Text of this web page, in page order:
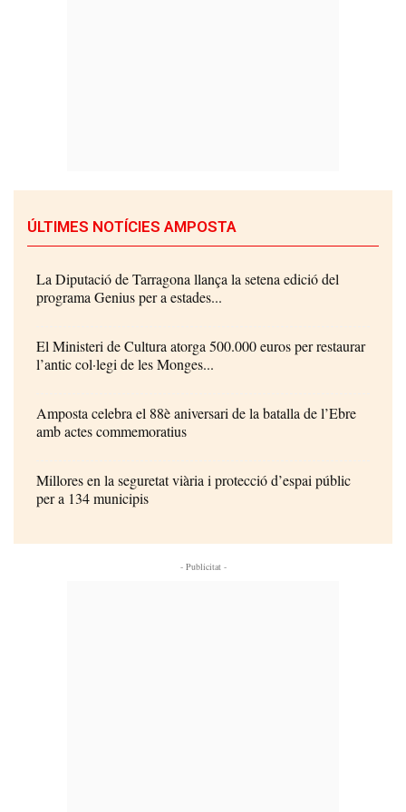
ÚLTIMES NOTÍCIES AMPOSTA
La Diputació de Tarragona llança la setena edició del
programa Genius per a estades...
El Ministeri de Cultura atorga 500.000 euros per restaurar
l’antic col·legi de les Monges...
Amposta celebra el 88è aniversari de la batalla de l’Ebre
amb actes commemoratius
Millores en la seguretat viària i protecció d’espai públic
per a 134 municipis
- Publicitat -